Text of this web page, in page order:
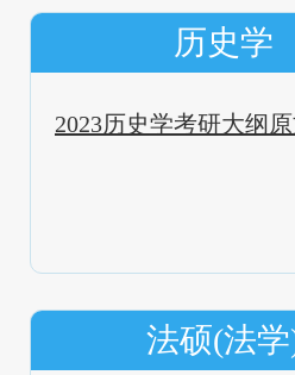
历史学
2023历史学考研大纲
法硕(法